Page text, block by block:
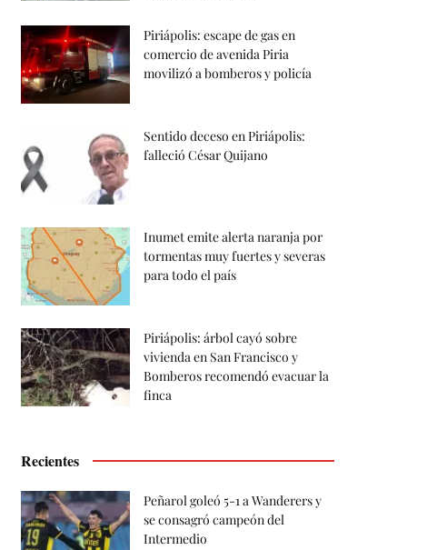
Piriápolis: escape de gas en
comercio de avenida Piria
movilizó a bomberos y policía
Sentido deceso en Piriápolis:
falleció César Quijano
Inumet emite alerta naranja por
tormentas muy fuertes y severas
para todo el país
Piriápolis: árbol cayó sobre
vivienda en San Francisco y
Bomberos recomendó evacuar la
finca
Recientes
Peñarol goleó 5-1 a Wanderers y
se consagró campeón del
Intermedio